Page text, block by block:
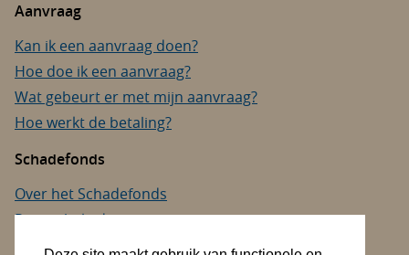
Aanvraag
Kan ik een aanvraag doen?
Hoe doe ik een aanvraag?
Wat gebeurt er met mijn aanvraag?
Hoe werkt de betaling?
Schadefonds
Over het Schadefonds
Privacybeleid
Cookies